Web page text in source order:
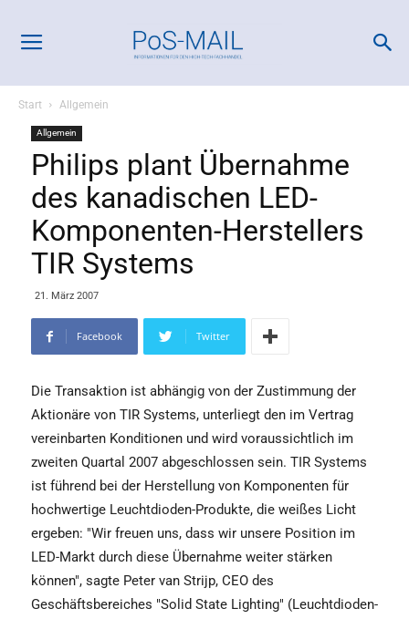
Start Allgemein
Allgemein
Philips plant Übernahme
des kanadischen LED-
Komponenten-Herstellers
TIR Systems
21. März 2007
Facebook Twitter
Die Transaktion ist abhängig von der Zustimmung der
Aktionäre von TIR Systems, unterliegt den im Vertrag
vereinbarten Konditionen und wird voraussichtlich im
zweiten Quartal 2007 abgeschlossen sein. TIR Systems
ist führend bei der Herstellung von Komponenten für
hochwertige Leuchtdioden-Produkte, die weißes Licht
ergeben: "Wir freuen uns, dass wir unsere Position im
LED-Markt durch diese Übernahme weiter stärken
können", sagte Peter van Strijp, CEO des
Geschäftsbereiches "Solid State Lighting" (Leuchtdioden-